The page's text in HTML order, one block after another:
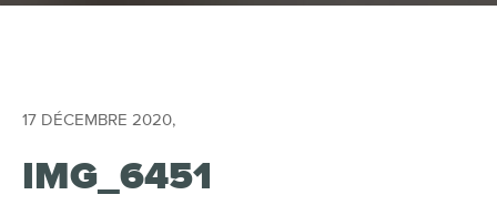
17 DÉCEMBRE 2020,
IMG_6451